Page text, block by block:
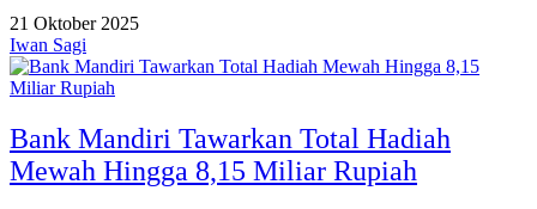
21 Oktober 2025
Iwan Sagi
Bank Mandiri Tawarkan Total Hadiah
Mewah Hingga 8,15 Miliar Rupiah